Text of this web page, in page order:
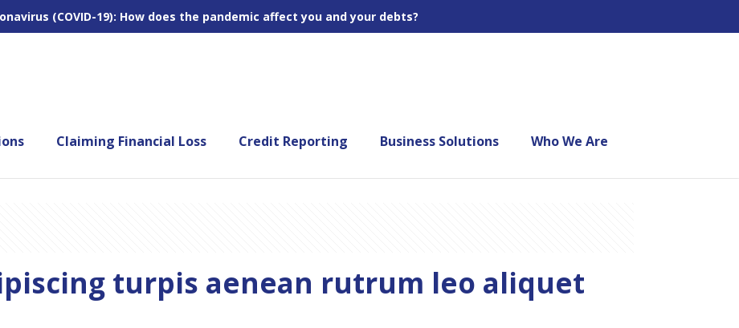
(COVID-19): How does the pandemic affect you and your debts?
Claiming Financial Loss Credit Reporting Business Solutions Who We Are
turpis aenean rutrum leo aliquet